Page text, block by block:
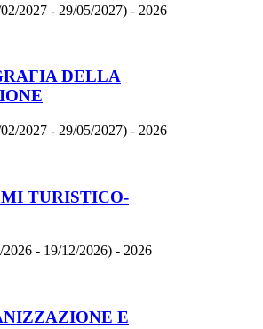
2027 - 29/05/2027) - 2026
DELLA
2027 - 29/05/2027) - 2026
TURISTICO-
2026 - 19/12/2026) - 2026
E